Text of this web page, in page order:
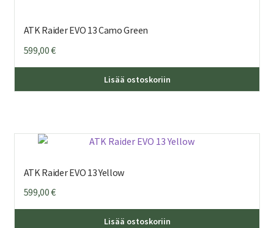
ATK Raider EVO 13 Camo Green
599,00€
Lisää ostoskoriin
ATK Raider EVO 13 Yellow
599,00€
Lisää ostoskoriin